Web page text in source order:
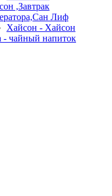
,Завтрак
Лиф
Хайсон - Хайсон
- чайный напиток